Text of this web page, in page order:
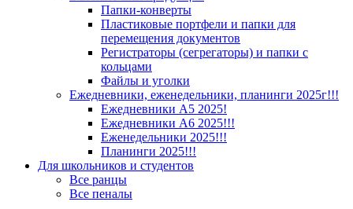
Папки-конверты
Пластиковые портфели и папки для
перемещения документов
Регистраторы (сегрегаторы) и папки с
кольцами
Файлы и уголки
Ежедневники, еженедельники, планинги 2025г!!!
Ежедневники А5 2025!
Ежедневники А6 2025!!!
Еженедельники 2025!!!
Планинги 2025!!!
Для школьников и студентов
Все ранцы
Все пеналы